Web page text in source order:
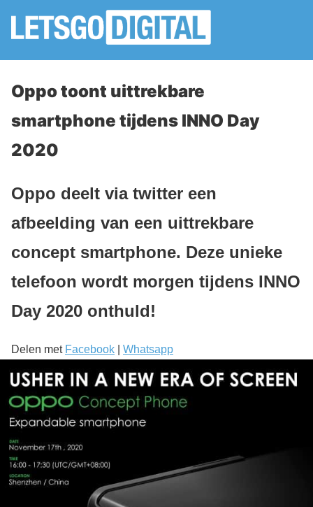
Oppo toont uittrekbare
smartphone tijdens INNO Day
2020
Oppo deelt via twitter een
afbeelding van een uittrekbare
concept smartphone. Deze unieke
telefoon wordt morgen tijdens INNO
Day 2020 onthuld!
Delen met Facebook Whatsapp